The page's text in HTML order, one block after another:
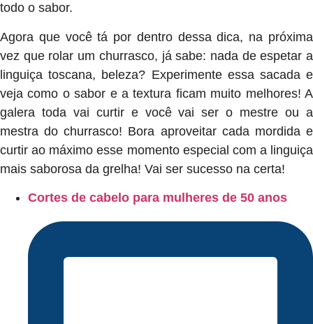
todo o sabor.
Agora que você tá por dentro dessa dica, na próxima
vez que rolar um churrasco, já sabe: nada de espetar a
linguiça toscana, beleza? Experimente essa sacada e
veja como o sabor e a textura ficam muito melhores! A
galera toda vai curtir e você vai ser o mestre ou a
mestra do churrasco! Bora aproveitar cada mordida e
curtir ao máximo esse momento especial com a linguiça
mais saborosa da grelha! Vai ser sucesso na certa!
Cortes de cabelo para mulheres de 50 anos